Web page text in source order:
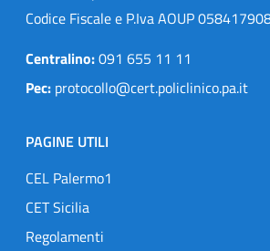
Codice Fiscale e P.Iva AOUP
Centralino:091 655 11 11
Pec: protocollo@cert.policlinico.pa.it
PAGINE UTILI
CEL Palermo1
CET Sicilia
Regolamenti